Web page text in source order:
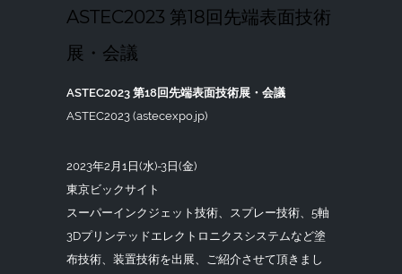
ASTEC2023 第18回先端表面技術
展・会議
ASTEC2023 第18回先端表面技術展・会議
ASTEC2023 (astecexpo.jp)
2023年2月1日(水)-3日(金)
東京ビックサイト
スーパーインクジェット技術、スプレー技術、5軸
3Dプリンテッドエレクトロニクスシステムなど塗
布技術、装置技術を出展、ご紹介させて頂きまし